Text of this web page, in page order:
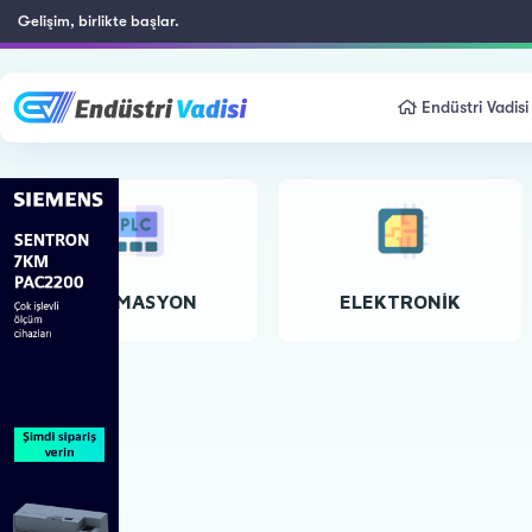
Gelişim, birlikte başlar.
Endüstri Vadisi
OTOMASYON ELEKTRONIK